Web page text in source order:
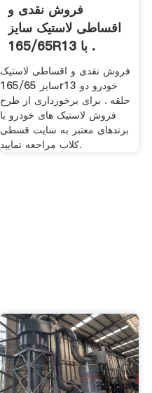
فروش نقدی و
اقساطی لاستیک سایز
165/65R13 با .
فروش نقدی و اقساطی لاستیک
سایز 165/65r13 خودرو دو
حلقه . برای برخورداری از طرح
فروش لاستیک های خودرو با
برندهای معتبر به سایت قسطی
کلاب مراجعه نمایید.